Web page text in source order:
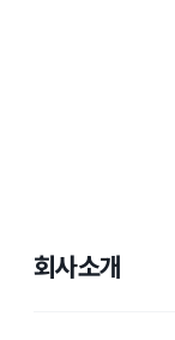
회사소개